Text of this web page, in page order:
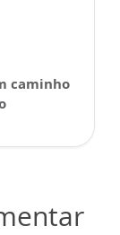
caminho